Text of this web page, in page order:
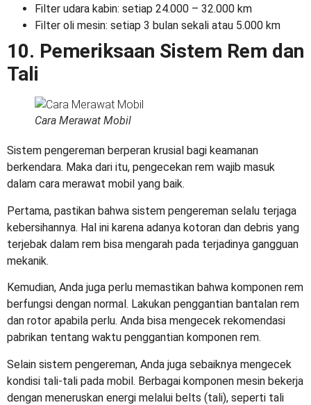
Filter udara kabin: setiap 24.000 – 32.000 km
Filter oli mesin: setiap 3 bulan sekali atau 5.000 km
10. Pemeriksaan Sistem Rem dan
Tali
Cara Merawat Mobil
Sistem pengereman berperan krusial bagi keamanan
berkendara. Maka dari itu, pengecekan rem wajib masuk
dalam cara merawat mobil yang baik.
Pertama, pastikan bahwa sistem pengereman selalu terjaga
kebersihannya. Hal ini karena adanya kotoran dan debris yang
terjebak dalam rem bisa mengarah pada terjadinya gangguan
mekanik.
Kemudian, Anda juga perlu memastikan bahwa komponen rem
berfungsi dengan normal. Lakukan penggantian bantalan rem
dan rotor apabila perlu. Anda bisa mengecek rekomendasi
pabrikan tentang waktu penggantian komponen rem.
Selain sistem pengereman, Anda juga sebaiknya mengecek
kondisi tali-tali pada mobil. Berbagai komponen mesin bekerja
dengan meneruskan energi melalui belts (tali), seperti tali